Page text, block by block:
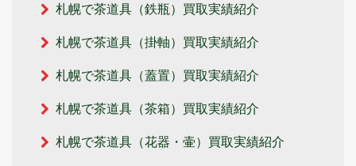
札幌で茶道具（鉄瓶）買取実績紹介
札幌で茶道具（掛軸）買取実績紹介
札幌で茶道具（蓋置）買取実績紹介
札幌で茶道具（茶箱）買取実績紹介
札幌で茶道具（花器・壷）買取実績紹介